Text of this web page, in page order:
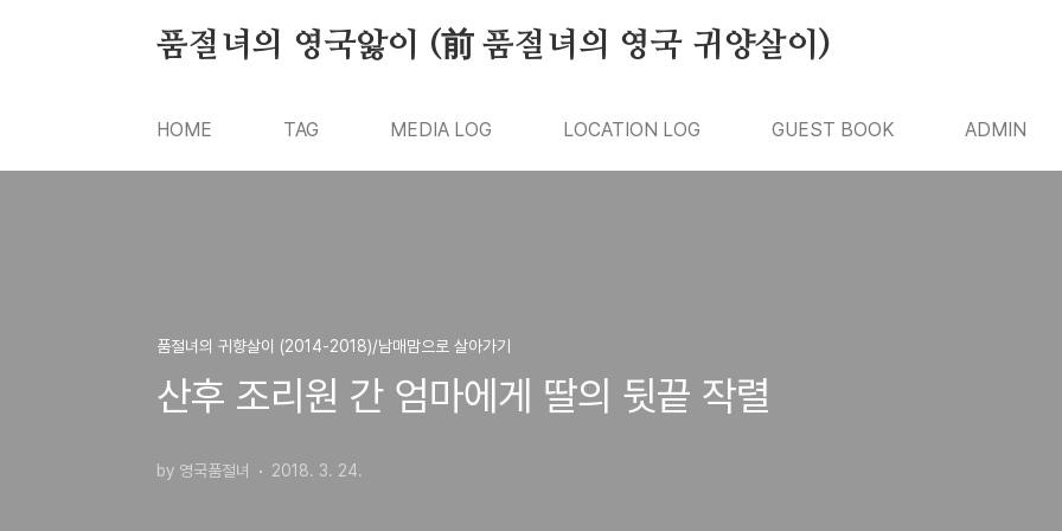
품절녀의 영국앓이 (前 품절녀의 영국 귀양살이)
HOME TAG MEDIA LOG LOCATION LOG GUEST BOOK ADMIN
품절녀의 귀향살이 (2014-2018)/남매맘으로 살아가기
산후 조리원 간 엄마에게 딸의 뒷끝 작렬
by 영국품절녀 2018. 3. 24.